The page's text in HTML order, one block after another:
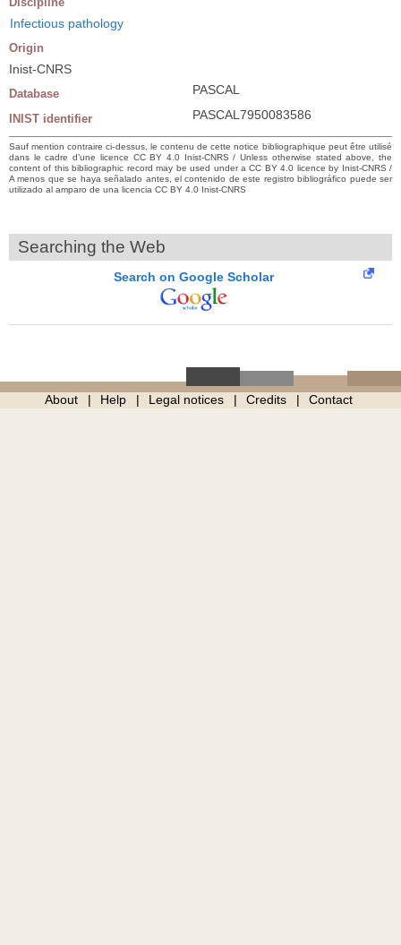
Infectious pathology
Origin
Inist-CNRS
Database PASCAL
INIST identifier PASCAL7950083586
Sauf mention contraire ci-dessus, le contenu de cette notice bibliographique peut être utilisé
dans le cadre d’une licence CC BY 4.0 Inist-CNRS / Unless otherwise stated above, the
content of this bibliographic record may be used under a CC BY 4.0 licence by Inist-CNRS /
A menos que se haya señalado antes, el contenido de este registro bibliográfico puede ser
utilizado al amparo de una licencia CC BY 4.0 Inist-CNRS
Searching the Web
Search on Google Scholar
About Help Legal notices Credits Contact